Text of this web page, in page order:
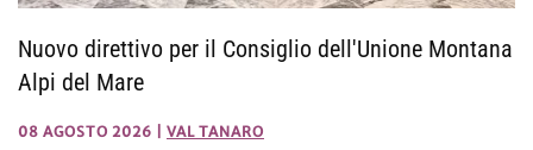
Nuovo direttivo per il Consiglio dell'Unione Montana
Alpi del Mare
08 AGOSTO 2026 VAL TANARO